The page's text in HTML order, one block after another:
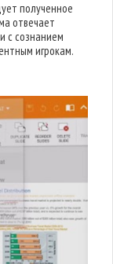
полученное
отвечает
с сознанием
игрокам.